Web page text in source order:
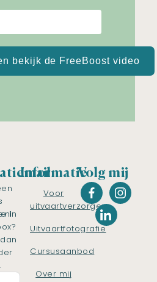
bekijk de FreeBoost video
in
Informatie
Voor
uitvaartverzorgers
Uitvaartfotografie
Cursusaanbod
Over mij
Volg mij